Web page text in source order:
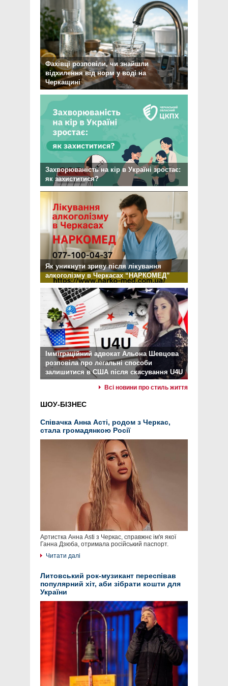
Фахівці розповіли, чи знайшли
відхилення від норм у воді на
Черкащині
Захворюваність на кір в Україні зростає:
як захиститися?
Як уникнути зриву після лікування
алкоголізму в Черкасах “НАРКОМЕД”
Імміграційний адвокат Альона Шевцова
розповіла про легальні способи
залишитися в США після скасування U4U
Всі новини про стиль життя
ШОУ-БІЗНЕС
Співачка Анна Асті, родом з Черкас,
стала громадянкою Росії
Артистка Анна Asti з Черкас, справжнє ім'я якої
Ганна Дзюба, отримала російський паспорт.
Читати далі
Литовський рок-музикант переспівав
популярний хіт, аби зібрати кошти для
України